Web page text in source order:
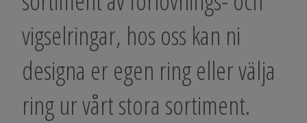
vigselringar, hos oss kan ni
designa er egen ring eller välja
ring ur vårt stora sortiment.